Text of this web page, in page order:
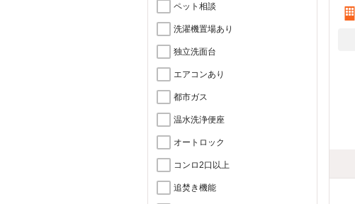
ペット相談
洗濯機置場あり
独立洗面台
エアコンあり
都市ガス
温水洗浄便座
オートロック
コンロ2口以上
追焚き機能